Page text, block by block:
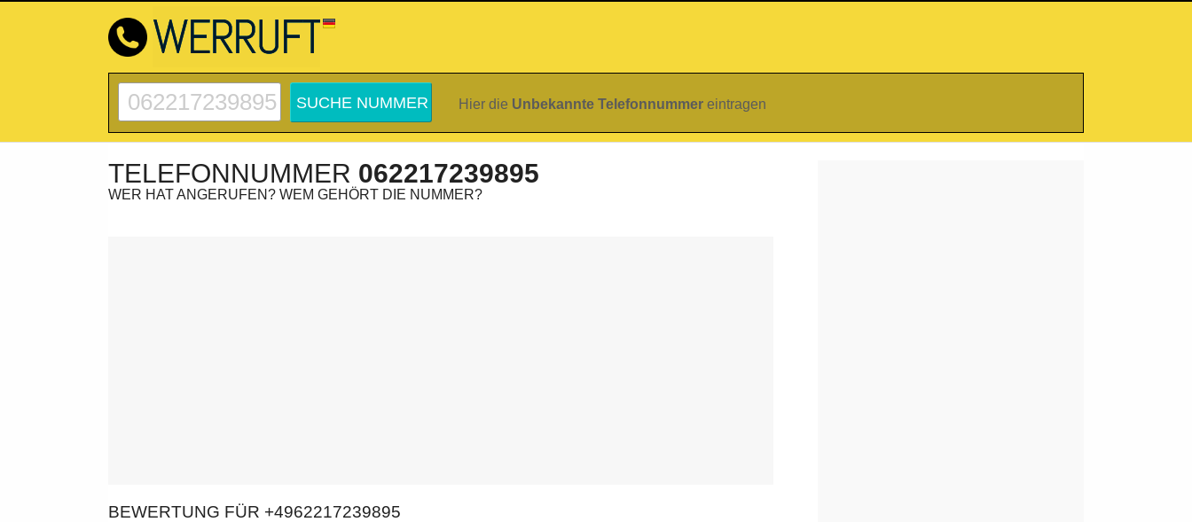
Hier die Unbekannte Telefonnummer eintragen
TELEFONNUMMER 062217239895
WER HAT ANGERUFEN? WEM GEHÖRT DIE NUMMER?
BEWERTUNG FÜR +4962217239895